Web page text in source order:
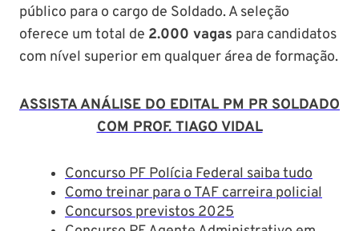
público para o cargo de Soldado. A seleção
oferece um total de 2.000 vagas para candidatos
com nível superior em qualquer área de formação.
ASSISTA ANÁLISE DO EDITAL PM PR SOLDADO
COM PROF. TIAGO VIDAL
Concurso PF Polícia Federal saiba tudo
Como treinar para o TAF carreira policial
Concursos previstos 2025